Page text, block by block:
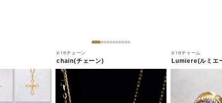
K18チェーン
chain(チェーン)
K18チャーム
Lumiere(ルミエ